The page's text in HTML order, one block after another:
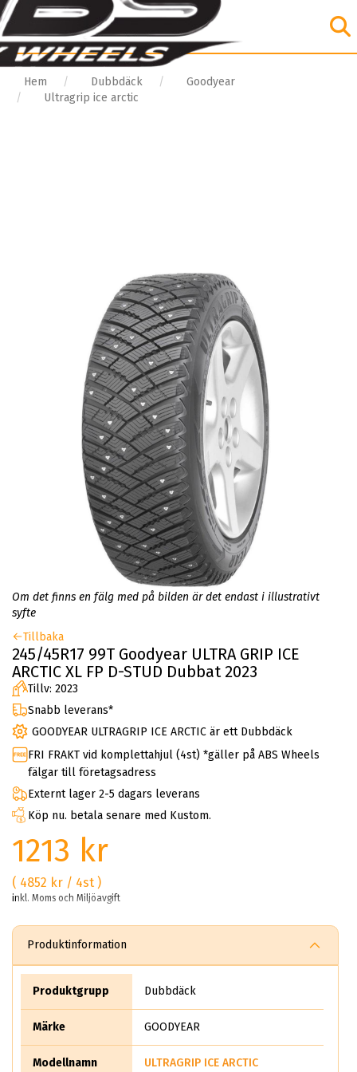
Hem Dubbdäck
Goodyear
Ultragrip ice arctic
Om det finns en fälg med på bilden är det endast i illustrativt
syfte
Tillbaka
245/45R17 99T Goodyear ULTRA GRIP ICE
ARCTIC XL FP D-STUD Dubbat 2023
Tillv: 2023
Snabb leverans*
GOODYEAR ULTRAGRIP ICE ARCTIC är ett Dubbdäck
FRI FRAKT vid komplettahjul (4st) *gäller på ABS Wheels
fälgar till företagsadress
Externt lager 2-5 dagars leverans
Köp nu. betala senare med Kustom.
1213 kr
( 4852 kr / 4st )
inkl. Moms och Miljöavgift
Produktinformation
Produktgrupp Dubbdäck
Märke GOODYEAR
Modellnamn ULTRAGRIP ICE ARCTIC